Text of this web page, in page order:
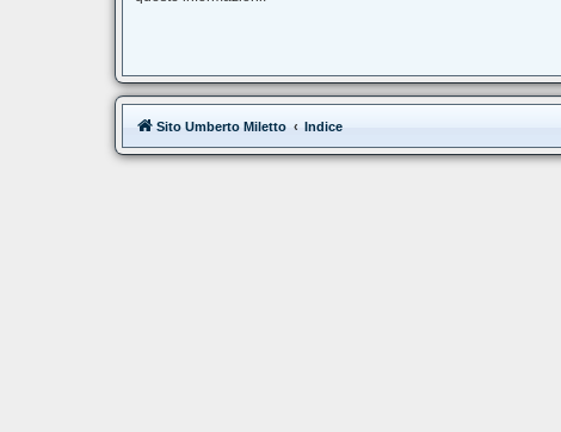
Sito Umberto Miletto Indice